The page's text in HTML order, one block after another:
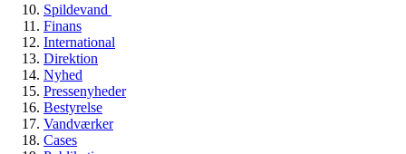
Spildevand
Finans
International
Direktion
Nyhed
Pressenyheder
Bestyrelse
Vandværker
Cases